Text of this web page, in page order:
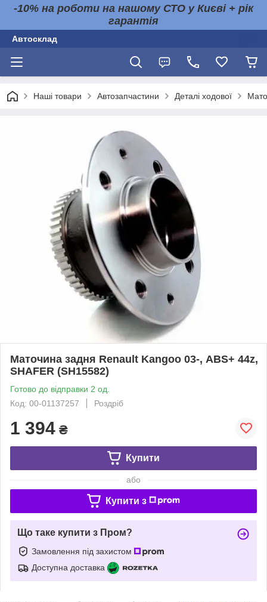
-10% на роботи на нашому СТО у Києві + рік
гарантія
Автосклад
Наші товари Автозапчастини Деталі ходової
Маточина задня Renault Kangoo 03-, ABS+ 44z,
SHAFER (SH15582)
Готово до відправки 2 од.
Код: 00-01137257
Роздріб
1 394 ₴
Купити
або
Купити з
Що таке купити з Пром?
Замовлення під захистом
Доступна доставка